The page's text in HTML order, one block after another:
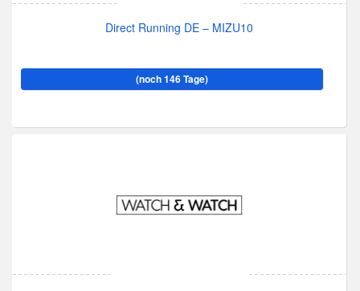
Direct Running DE – MIZU10
(noch 146 Tage)